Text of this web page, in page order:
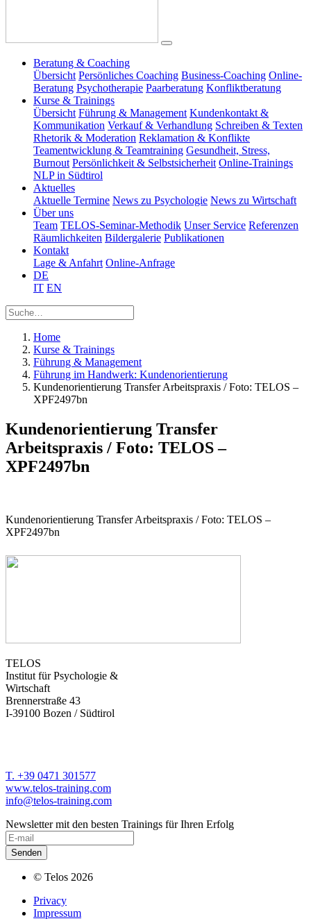
Beratung & Coaching
Übersicht Persönliches Coaching Business-Coaching Online-
Beratung Psychotherapie Paarberatung Konfliktberatung
Kurse & Trainings
Übersicht Führung & Management Kundenkontakt &
Kommunikation Verkauf & Verhandlung Schreiben & Texten
Rhetorik & Moderation Reklamation & Konflikte
Teamentwicklung & Teamtraining Gesundheit, Stress,
Burnout Persönlichkeit & Selbstsicherheit Online-Trainings
NLP in Südtirol
Aktuelles
Aktuelle Termine News zu Psychologie News zu Wirtschaft
Über uns
Team TELOS-Seminar-Methodik Unser Service Referenzen
Räumlichkeiten Bildergalerie Publikationen
Kontakt
Lage & Anfahrt Online-Anfrage
DE
IT EN
Home
Kurse & Trainings
Führung & Management
Führung im Handwerk: Kundenorientierung
Kundenorientierung Transfer Arbeitspraxis / Foto: TELOS –
XPF2497bn
Kundenorientierung Transfer
Arbeitspraxis / Foto: TELOS –
XPF2497bn
Kundenorientierung Transfer Arbeitspraxis / Foto: TELOS –
XPF2497bn
TELOS
Institut für Psychologie &
Wirtschaft
Brennerstraße 43
I-39100 Bozen / Südtirol
T. +39 0471 301577
www.telos-training.com
info@telos-training.com
Newsletter mit den besten Trainings für Ihren Erfolg
© Telos 2026
Privacy
Impressum